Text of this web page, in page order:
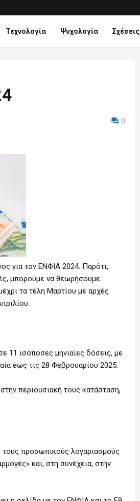
Τεχνολογία Ψυχολογία Σχέσεις
0
για τον ΕΝΦΙΑ 2024. Παρότι,
μπορούμε να θεωρήσουμε
τα τέλη Μαρτίου με αρχές
11 ισόποσες μηνιαίες δόσεις, με
έως τις 28 Φεβρουαρίου 2025.
περιουσιακή τους κατάσταση,
προσωπικούς λογαριασμούς
και, στη συνέχεια, στην